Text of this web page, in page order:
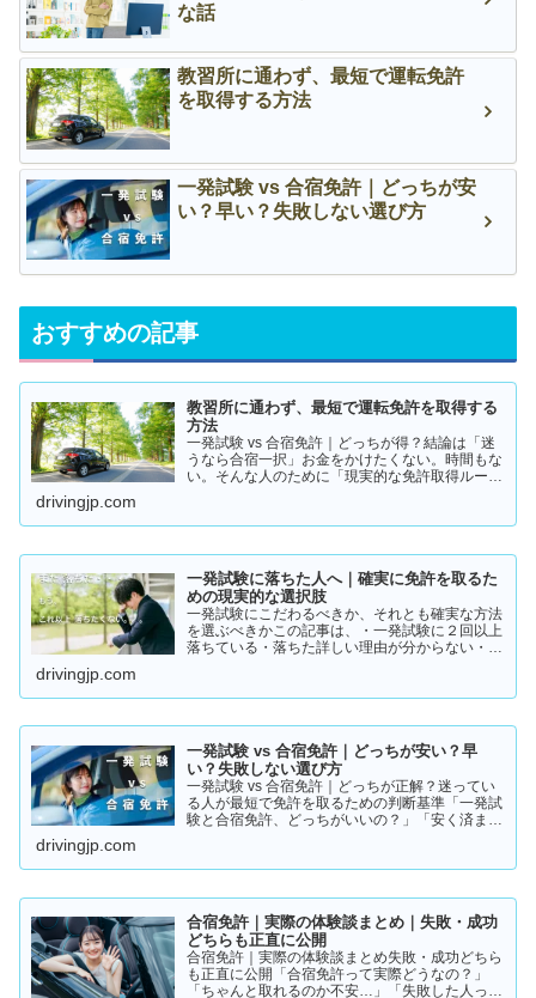
な話
教習所に通わず、最短で運転免許
を取得する方法
一発試験 vs 合宿免許｜どっちが安
い？早い？失敗しない選び方
おすすめの記事
教習所に通わず、最短で運転免許を取得する
方法
一発試験 vs 合宿免許｜どっちが得？結論は「迷
うなら合宿一択」お金をかけたくない。時間もな
い。そんな人のために「現実的な免許取得ルー
2つです。・一発試験…
drivingjp.com
一発試験に落ちた人へ｜確実に免許を取るた
めの現実的な選択肢
一発試験にこだわるべきか、それとも確実な方法
を選ぶべきかこの記事は、・一発試験に２回以上
落ちている・落ちた詳しい理由が分からない・こ
らに何回も落ちる・数…
drivingjp.com
一発試験 vs 合宿免許｜どっちが安い？早
い？失敗しない選び方
一発試験 vs 合宿免許｜どっちが正解？迷ってい
る人が最短で免許を取るための判断基準「一発試
験と合宿免許、どっちがいいの？」「安く済ませ
と、人によって最適…
drivingjp.com
合宿免許｜実際の体験談まとめ｜失敗・成功
どちらも正直に公開
合宿免許｜実際の体験談まとめ失敗・成功どちら
も正直に公開「合宿免許って実際どうなの？」
「ちゃんと取れるのか不安…」「失敗した人って